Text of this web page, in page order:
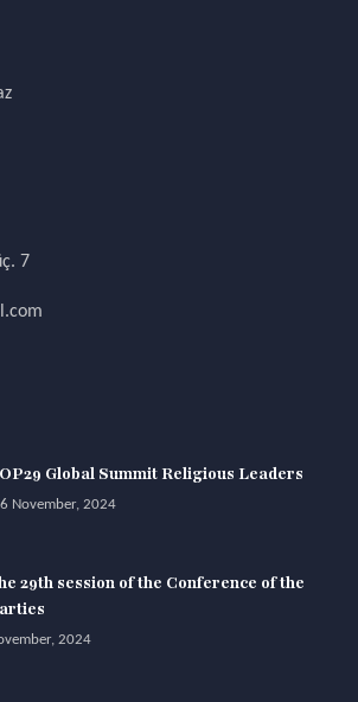
7
Global Summit Religious Leaders
November, 2024
29th session of the Conference of the
2024